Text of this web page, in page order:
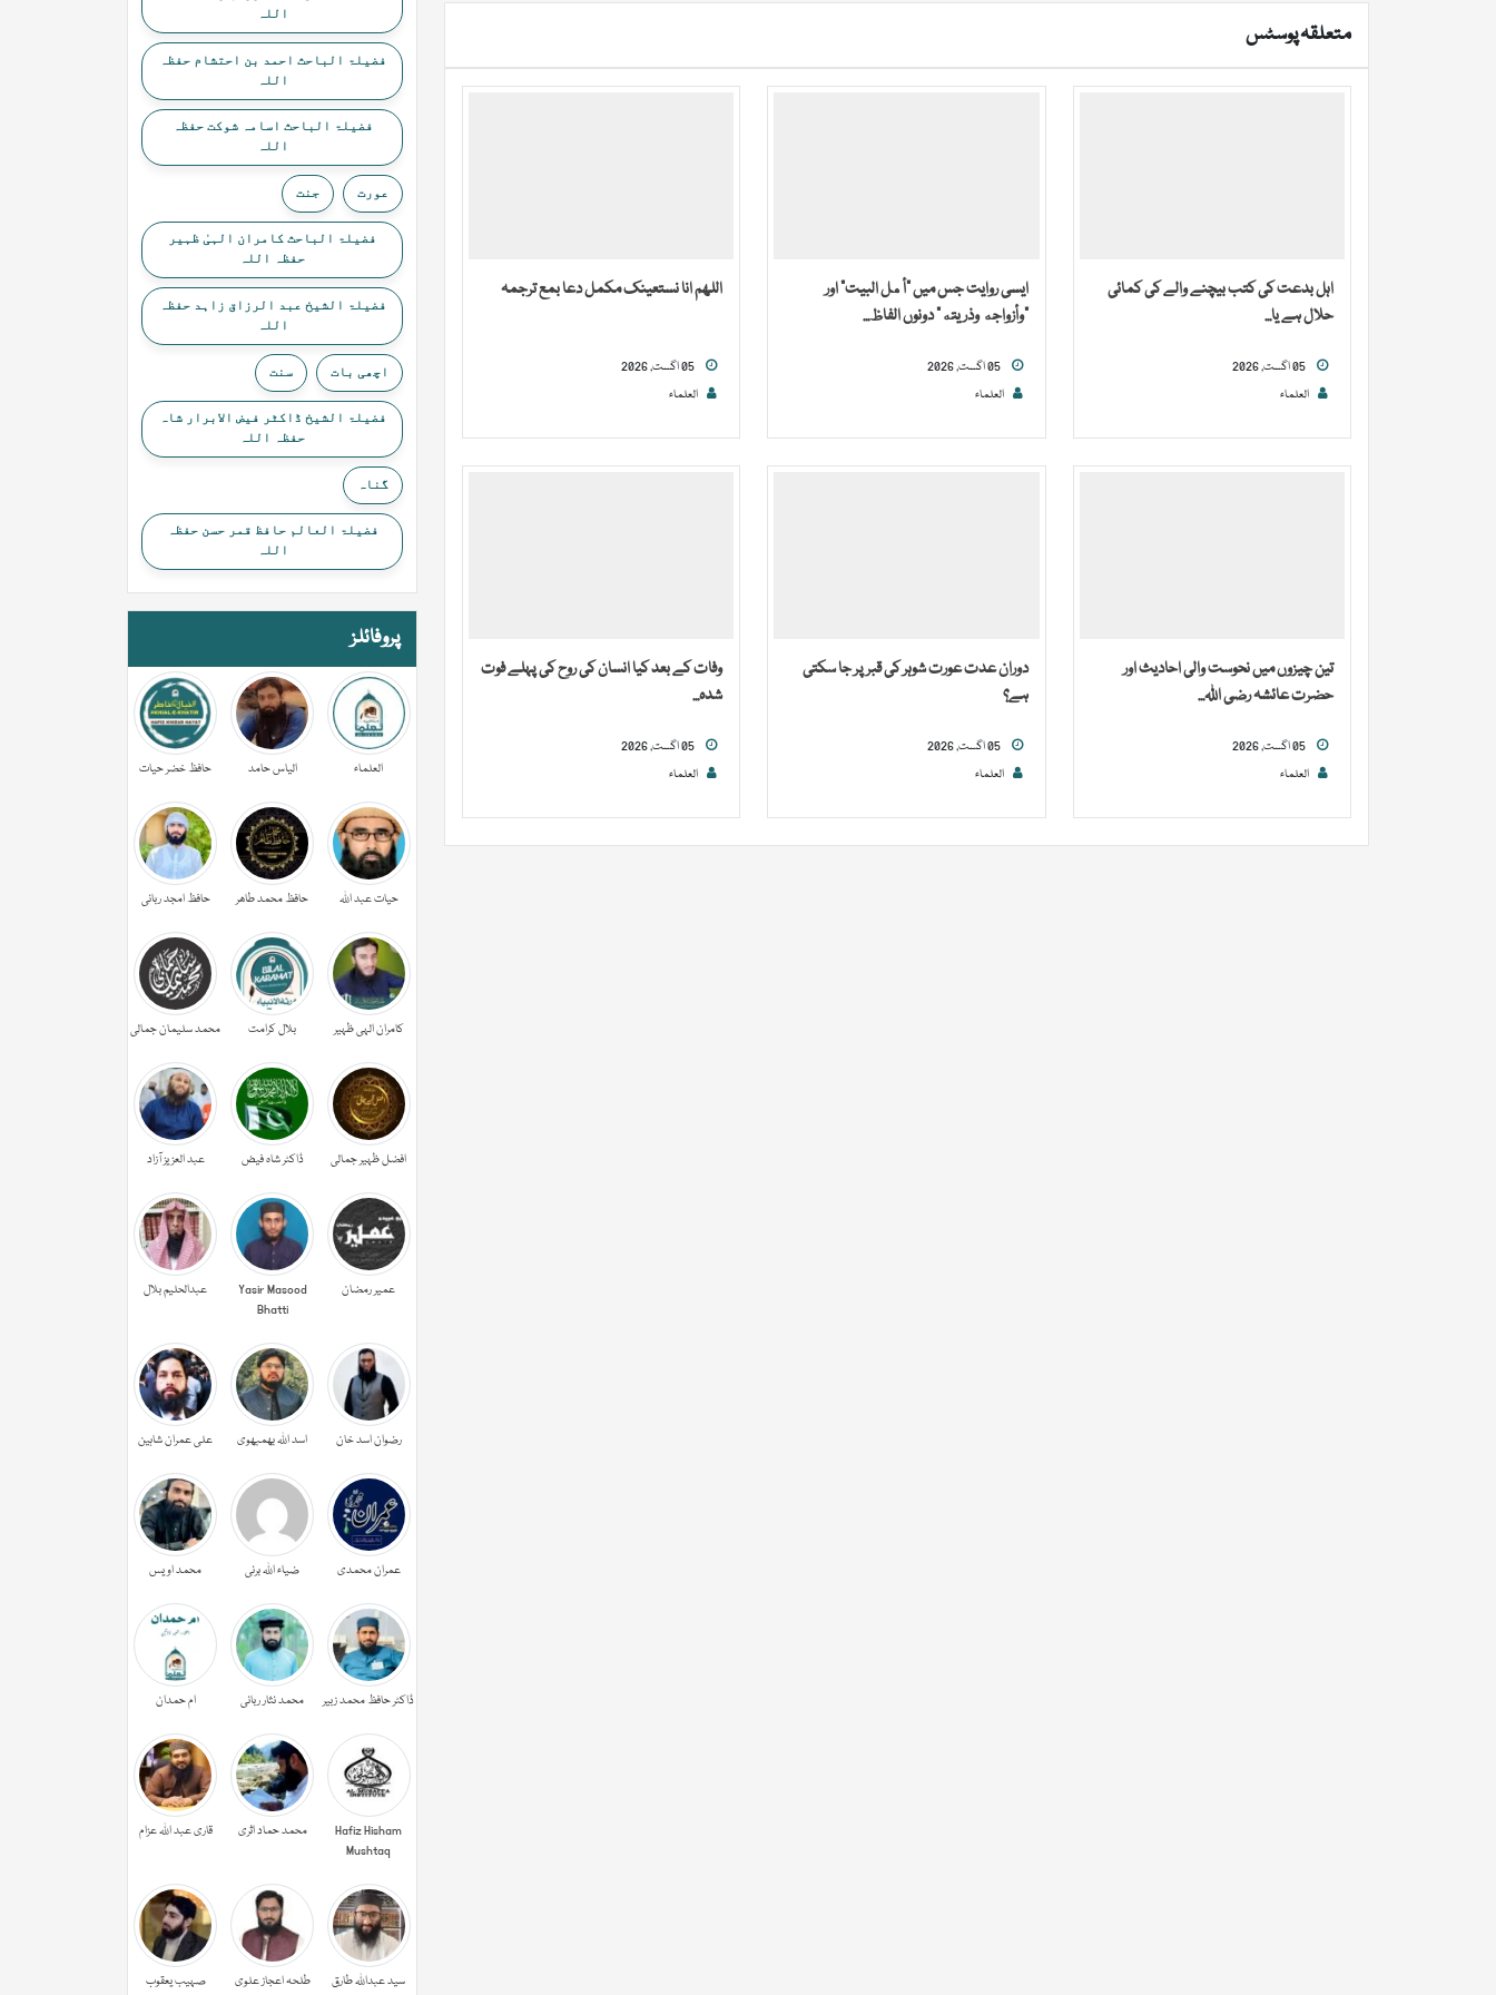
متعلقہ پوسٹس
اہل بدعت کی کتب بیچنے والے کی کمائی
حلال ہے یا...
العلماء
ایسی روایت جس میں “أهل البيت” اور
“وأزواجه وذريته” دونوں الفاظ...
05 اگست, 2026
العلماء
اللھم انا نستعینک مکمل دعا بمع ترجمہ
العلماء
تین چیزوں میں نحوست والی احادیث اور
حضرت عائشہ رضی اللہ...
العلماء
دوران عدت عورت شوہر کی قبر پر جا سکتی
ہے؟
05 اگست, 2026
العلماء
وفات کے بعد کیا انسان کی روح کی پہلے فوت
شدہ...
العلماء
اللہ
فضیلۃ الباحث احمد بن احتشام حفظہ
اللہ
فضیلۃ الباحث اسامہ شوکت حفظہ
اللہ
عورت جنت
فضیلۃ الباحث کامران الہیٰ ظہیر
حفظہ اللہ
فضیلۃ الشیخ عبد الرزاق زاہد حفظہ
اللہ
اچھی بات سنت
فضیلۃ الشیخ ڈاکٹر فیض الابرار شاہ
حفظہ اللہ
گناہ
فضیلۃ العالم حافظ قمر حسن حفظہ
اللہ
پروفائلز
العلماء الیاس حامد حافظ خضر حیات
حیات عبد اللہ حافظ محمد طاھر حافظ امجد ربانی
کامران الہی ظہیر بلال کرامت محمد سلیمان جمالی
افضل ظہیر جمالی ڈاکٹر شاہ فیض عبد العزیز آزاد
عمیر رمضان
Yasir Masood
Bhatti
عبدالحليم بلال
رضوان اسد خان اسد اللہ بھمبھوی علی عمران شاہین
عمران محمدی ضیاء اللہ برنی محمد اویس
ڈاکٹر حافظ محمد زبیر محمد نثار ربانی ام حمدان
Hafiz Hisham
Mushtaq
محمد حماد اثری قاری عبد اللہ عزام
سید عبداللہ طارق طلحہ اعجاز علوی صہیب یعقوب